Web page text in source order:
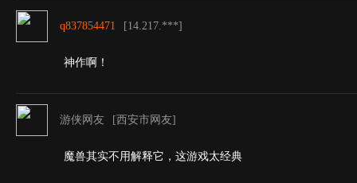
q837854471 [14.217.***]
神作啊！
游侠网友 [西安市网友]
魔兽其实不用解释它，这游戏太经典